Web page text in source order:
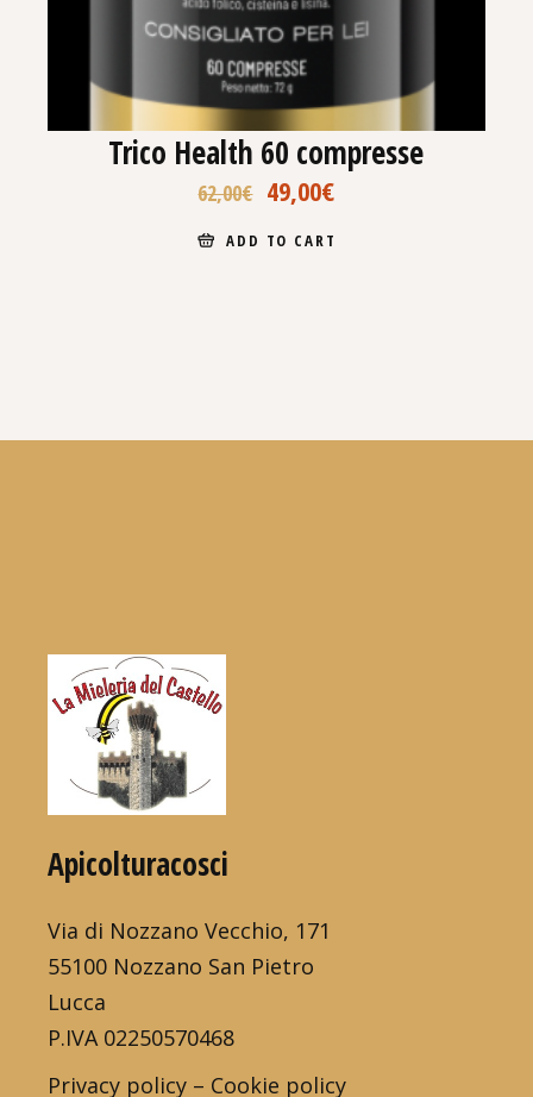
Trico Health 60 compresse
62,00€ 49,00€
ADD TO CART
Apicolturacosci
Via di Nozzano Vecchio, 171
55100 Nozzano San Pietro
Lucca
P.IVA 02250570468
Privacy policy – Cookie policy